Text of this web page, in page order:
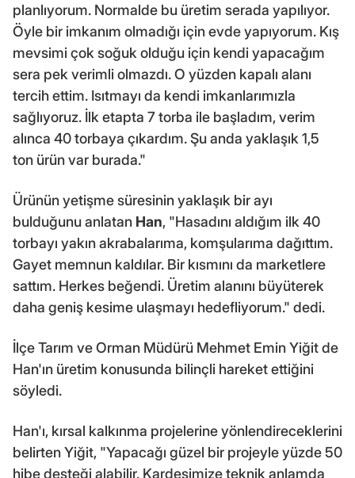
planlıyorum. Normalde bu üretim serada yapılıyor.
Öyle bir imkanım olmadığı için evde yapıyorum. Kış
mevsimi çok soğuk olduğu için kendi yapacağım
sera pek verimli olmazdı. O yüzden kapalı alanı
tercih ettim. Isıtmayı da kendi imkanlarımızla
sağlıyoruz. İlk etapta 7 torba ile başladım, verim
alınca 40 torbaya çıkardım. Şu anda yaklaşık 1,5
ton ürün var burada."
Ürünün yetişme süresinin yaklaşık bir ayı
bulduğunu anlatan Han, "Hasadını aldığım ilk 40
torbayı yakın akrabalarıma, komşularıma dağıttım.
Gayet memnun kaldılar. Bir kısmını da marketlere
sattım. Herkes beğendi. Üretim alanını büyüterek
daha geniş kesime ulaşmayı hedefliyorum." dedi.
İlçe Tarım ve Orman Müdürü Mehmet Emin Yiğit de
Han'ın üretim konusunda bilinçli hareket ettiğini
söyledi.
Han'ı, kırsal kalkınma projelerine yönlendireceklerini
belirten Yiğit, "Yapacağı güzel bir projeyle yüzde 50
hibe desteği alabilir. Kardeşimize teknik anlamda